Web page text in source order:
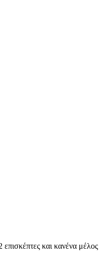
επισκέπτες και κανένα μέλος